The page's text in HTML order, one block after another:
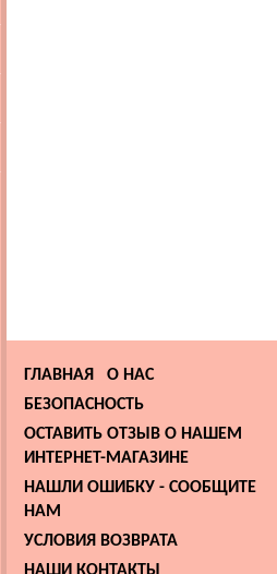
ГЛАВНАЯ
О НАС
БЕЗОПАСНОСТЬ
ОСТАВИТЬ ОТЗЫВ О НАШЕМ
ИНТЕРНЕТ-МАГАЗИНЕ
НАШЛИ ОШИБКУ - СООБЩИТЕ
НАМ
УСЛОВИЯ ВОЗВРАТА